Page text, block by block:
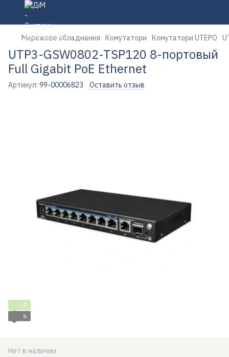
Мережеве обладнання Комутатори Комутатори UTEPO
UTP3-GSW0802-TSP120 8-портовый
Full Gigabit PoE Ethernet
Артикул: 99-00006823 Оставить отзыв
6
6
Нет в наличии